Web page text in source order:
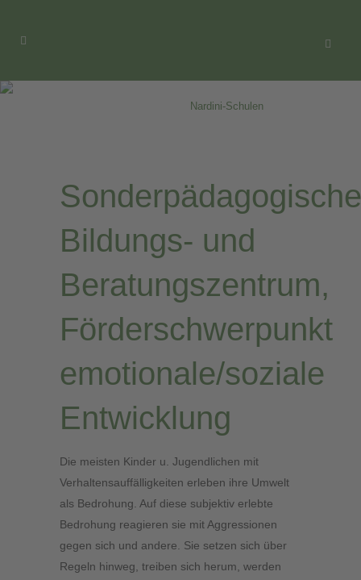
Nardini-Schulen
Bildungs- und
Beratungszentrum,
Förderschwerpunkt
emotionale/soziale
Entwicklung
Die meisten Kinder u. Jugendlichen mit
Verhaltensauffälligkeiten erleben ihre Umwelt
als Bedrohung. Auf diese subjektiv erlebte
Bedrohung reagieren sie mit Aggressionen
gegen sich und andere. Sie setzen sich über
Regeln hinweg, treiben sich herum, werden